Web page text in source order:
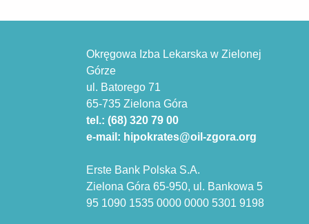
Okręgowa Izba Lekarska w Zielonej
Górze
ul. Batorego 71
65-735 Zielona Góra
tel.: (68) 320 79 00
e-mail: hipokrates@oil-zgora.org
Erste Bank Polska S.A.
Zielona Góra 65-950, ul. Bankowa 5
95 1090 1535 0000 0000 5301 9198